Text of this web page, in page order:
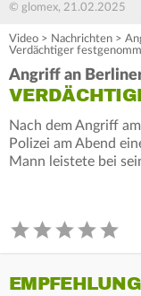
© glomex, 21.02.2025
Video > Nachrichten >
Verdächtiger
Angriff an
Nach dem Angriff
Polizei am Abend
Mann leistete bei